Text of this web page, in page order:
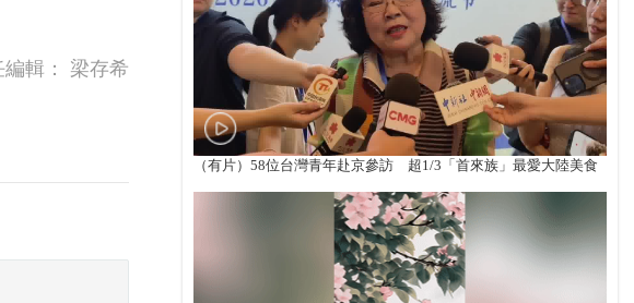
輯： 梁存希
（有片）58位台灣青年赴京參訪 超1/3「首來族」最愛大陸美食